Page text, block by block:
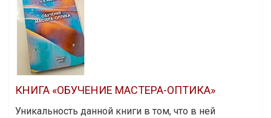
КНИГА «ОБУЧЕНИЕ МАСТЕРА-ОПТИКА»
Уникальность данной книги в том, что в ней